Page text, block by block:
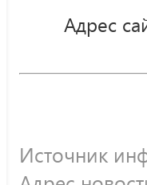
Адрес
Источник